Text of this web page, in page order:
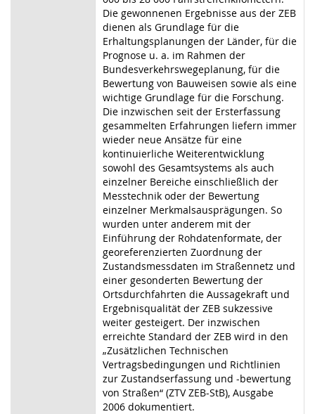
Die gewonnenen Ergebnisse aus der ZEB
dienen als Grundlage für die
Erhaltungsplanungen der Länder, für die
Prognose u. a. im Rahmen der
Bundesverkehrswegeplanung, für die
Bewertung von Bauweisen sowie als eine
wichtige Grundlage für die Forschung.
Die inzwischen seit der Ersterfassung
gesammelten Erfahrungen liefern immer
wieder neue Ansätze für eine
kontinuierliche Weiterentwicklung
sowohl des Gesamtsystems als auch
einzelner Bereiche einschließlich der
Messtechnik oder der Bewertung
einzelner Merkmalsausprägungen. So
wurden unter anderem mit der
Einführung der Rohdatenformate, der
georeferenzierten Zuordnung der
Zustandsmessdaten im Straßennetz und
einer gesonderten Bewertung der
Ortsdurchfahrten die Aussagekraft und
Ergebnisqualität der ZEB sukzessive
weiter gesteigert. Der inzwischen
erreichte Standard der ZEB wird in den
„Zusätzlichen Technischen
Vertragsbedingungen und Richtlinien
zur Zustandserfassung und -bewertung
von Straßen“ (ZTV ZEB-StB), Ausgabe
2006 dokumentiert.